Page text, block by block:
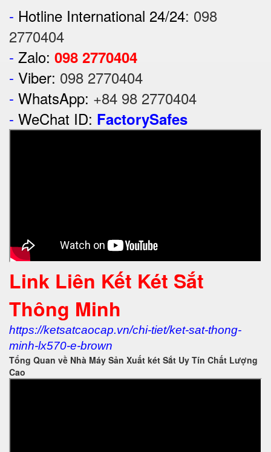
- Hotline International 24/24: 098
2770404
- Zalo: 098 2770404
- Viber: 098 2770404
- WhatsApp: +84 98 2770404
- WeChat ID: FactorySafes
Link Liên Kết Két Sắt
Thông Minh
https://ketsatcaocap.vn/chi-tiet/ket-sat-thong-
minh-lx570-e-brown
Tổng Quan về Nhà Máy Sản Xuất két Sắt Uy Tín Chất Lượng
Cao